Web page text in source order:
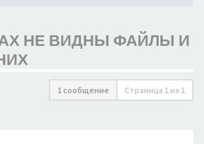
НЕ ВИДНЫ ФАЙЛЫ И
1 сообщение Страница 1 из 1